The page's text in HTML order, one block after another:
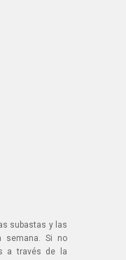
subastas y las
semana. Si no
a través de la